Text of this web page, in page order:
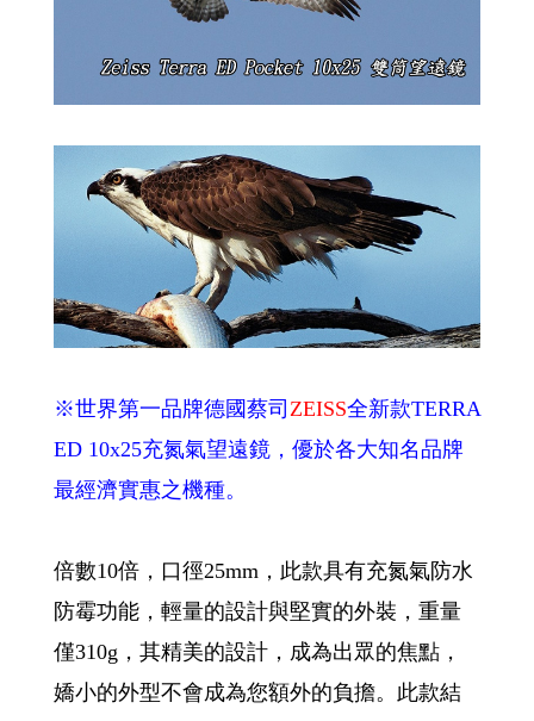
※世界第一品牌德國蔡司 ZEISS全新款TERRA
ED 10x25充氮氣望遠鏡，優於各大知名品牌
最經濟實惠之機種。
倍數10倍，口徑25mm，此款具有充氮氣防水
防霉功能，輕量的設計與堅實的外裝，重量
僅310g，其精美的設計，成為出眾的焦點，
嬌小的外型不會成為您額外的負擔。此款結